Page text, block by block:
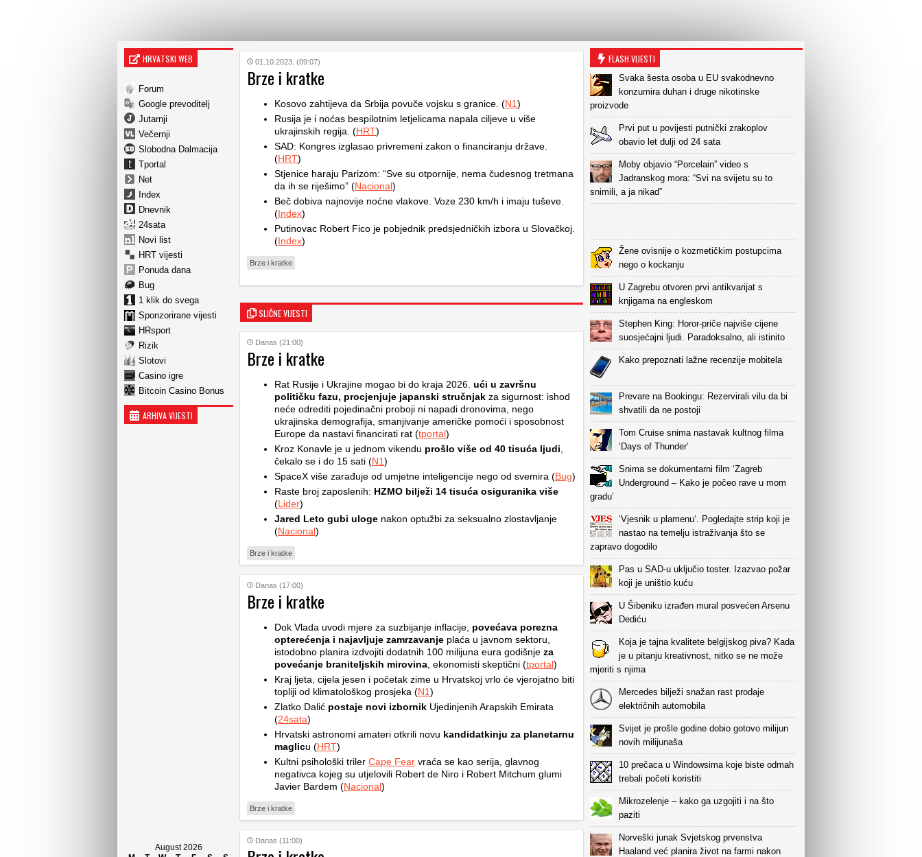
HRVATSKI WEB
Forum
Google prevoditelj
Jutarnji
Večernji
Slobodna Dalmacija
Tportal
Net
Index
Dnevnik
24sata
Novi list
HRT vijesti
Ponuda dana
Bug
1 klik do svega
Sponzorirane vijesti
HRsport
Rizik
Slotovi
Casino igre
Bitcoin Casino Bonus
ARHIVA VIJESTI
August 2026
01.10.2023. (09:07)
Brze i kratke
Kosovo zahtijeva da Srbija povuče vojsku s granice. (N1)
Rusija je i noćas bespilotnim letjelicama napala ciljeve u više
ukrajinskih regija. (HRT)
SAD: Kongres izglasao privremeni zakon o financiranju države.
(HRT)
Stjenice haraju Parizom: “Sve su otpornije, nema čudesnog tretmana
da ih se riješimo” (Nacional)
Beč dobiva najnovije noćne vlakove. Voze 230 km/h i imaju tuševe.
(Index)
Putinovac Robert Fico je pobjednik predsjedničkih izbora u Slovačkoj.
(Index)
Brze i kratke
SLIČNE VIJESTI
Danas (21:00)
Brze i kratke
Rat Rusije i Ukrajine mogao bi do kraja 2026. ući u završnu
političku fazu, procjenjuje japanski stručnjak za sigurnost: ishod
neće odrediti pojedinačni proboji ni napadi dronovima, nego
ukrajinska demografija, smanjivanje američke pomoći i sposobnost
Europe da nastavi financirati rat (tportal)
Kroz Konavle je u jednom vikendu prošlo više od 40 tisuća ljudi
čekalo se i do 15 sati (N1)
SpaceX više zarađuje od umjetne inteligencije nego od svemira (Bug)
Raste broj zaposlenih: HZMO bilježi 14 tisuća osiguranika više
(Lider)
Jared Leto gubi uloge nakon optužbi za seksualno zlostavljanje
(Nacional)
Brze i kratke
Danas (17:00)
Brze i kratke
Dok Vlada uvodi mjere za suzbijanje inflacije, povećava porezna
opterećenja i najavljuje zamrzavanje plaća u javnom sektoru,
istodobno planira izdvojiti dodatnih 100 milijuna eura godišnje za
povećanje braniteljskih mirovina , ekonomisti skeptični (tportal)
Kraj ljeta, cijela jesen i početak zime u Hrvatskoj vrlo će vjerojatno biti
topliji od klimatološkog prosjeka (N1)
Zlatko Dalić postaje novi izbornik Ujedinjenih Arapskih Emirata
(24sata)
Hrvatski astronomi amateri otkrili novu kandidatkinju za planetarnu
maglicu (HRT)
Kultni psihološki triler Cape Fear vraća se kao serija, glavnog
negativca kojeg su utjelovili Robert de Niro i Robert Mitchum glumi
Javier Bardem (Nacional)
Brze i kratke
Danas (11:00)
FLASH VIJESTI
Svaka šesta osoba u EU svakodnevno
konzumira duhan i druge nikotinske
proizvode
Prvi put u povijesti putnički zrakoplov
obavio let dulji od 24 sata
Moby objavio “Porcelain” video s
Jadranskog mora: “Svi na svijetu su to
snimili, a ja nikad”
Žene ovisnije o kozmetičkim postupcima
nego o kockanju
U Zagrebu otvoren prvi antikvarijat s
knjigama na engleskom
Stephen King: Horor-priče najviše cijene
suosjećajni ljudi. Paradoksalno, ali istinito
Kako prepoznati lažne recenzije mobitela
Prevare na Bookingu: Rezervirali vilu da bi
shvatili da ne postoji
Tom Cruise snima nastavak kultnog filma
‘Days of Thunder’
Snima se dokumentarni film ‘Zagreb
Underground – Kako je počeo rave u mom
gradu’
‘Vjesnik u plamenu‘. Pogledajte strip koji je
nastao na temelju istraživanja što se
zapravo dogodilo
Pas u SAD-u uključio toster. Izazvao požar
koji je uništio kuću
U Šibeniku izrađen mural posvećen Arsenu
Dediću
Koja je tajna kvalitete belgijskog piva? Kada
je u pitanju kreativnost, nitko se ne može
mjeriti s njima
Mercedes bilježi snažan rast prodaje
električnih automobila
Svijet je prošle godine dobio gotovo milijun
novih milijunaša
10 prečaca u Windowsima koje biste odmah
trebali početi koristiti
Mikrozelenje – kako ga uzgojiti i na što
paziti
Norveški junak Svjetskog prvenstva
Haaland već planira život na farmi nakon